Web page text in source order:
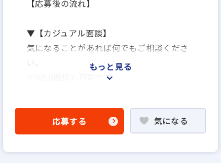
【応募後の流れ】
▼【カジュアル面談】
気になることがあれば何でもご相談くださ
い。
※WEB面接も可能です
遅い時間帯の面接もご相談に応じます。
▼【内定・入社】
入社日はご相談に応じます。
※面接回数は2回を予定しております。
もっと見る
応募する 気になる